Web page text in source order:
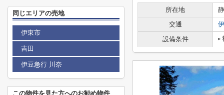
所在地
交通
設備条件
同じエリアの売地
伊東市
吉田
伊豆急行 川奈
この物件を見た方へのお勧め物件